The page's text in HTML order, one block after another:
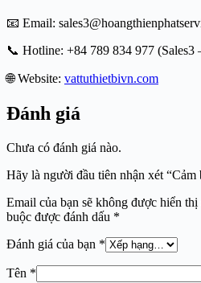
📧 Email:
📞 Hotline: +84 789 834 977 (Sales3
🌐 Website: vattuthietbivn.com
Đánh giá
Chưa có đánh giá nào.
Hãy là người đầu tiên nhận xét
Email của bạn sẽ không được hiển thị
buộc được đánh dấu *
Đánh giá của bạn *
Tên *